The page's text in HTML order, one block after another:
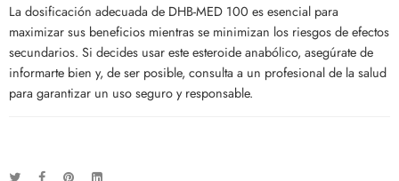
La dosificación adecuada de DHB-MED 100 es esencial para
maximizar sus beneficios mientras se minimizan los riesgos de efectos
secundarios. Si decides usar este esteroide anabólico, asegúrate de
informarte bien y, de ser posible, consulta a un profesional de la salud
para garantizar un uso seguro y responsable.